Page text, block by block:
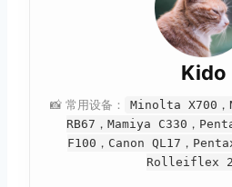
Kido
📸 常用设备：
Minolta X700，
RB67，Mamiya C330，
F100，Canon QL17，
Rolleiflex